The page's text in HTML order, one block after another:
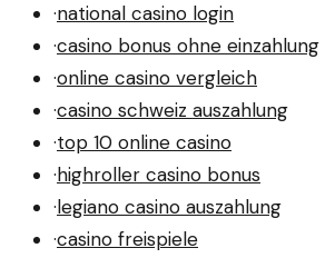
·national casino login
·casino bonus ohne einzahlung
·online casino vergleich
·casino schweiz auszahlung
·top 10 online casino
·highroller casino bonus
·legiano casino auszahlung
·casino freispiele